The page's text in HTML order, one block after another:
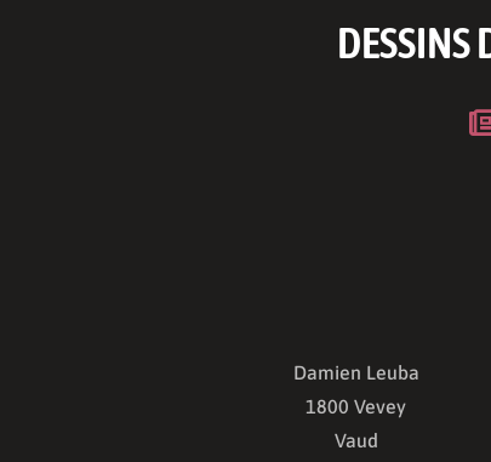
DESSINS
Damien Leuba
1800 Vevey
Vaud